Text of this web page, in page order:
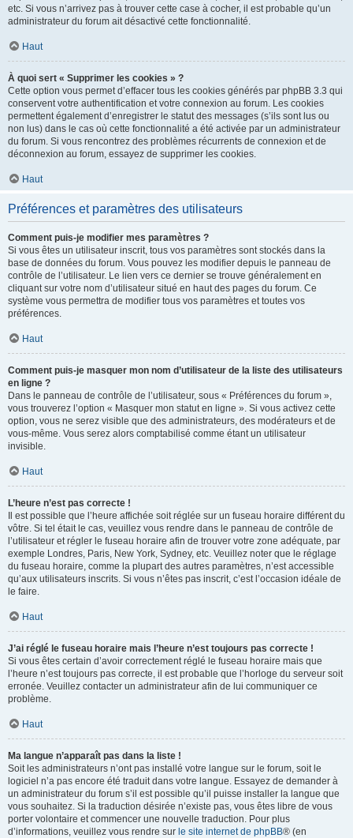
etc. Si vous n’arrivez pas à trouver cette case à cocher, il est probable qu’un
administrateur du forum ait désactivé cette fonctionnalité.
Haut
À quoi sert « Supprimer les cookies » ?
Cette option vous permet d’effacer tous les cookies générés par phpBB 3.3 qui
conservent votre authentification et votre connexion au forum. Les cookies
permettent également d’enregistrer le statut des messages (s’ils sont lus ou
non lus) dans le cas où cette fonctionnalité a été activée par un administrateur
du forum. Si vous rencontrez des problèmes récurrents de connexion et de
déconnexion au forum, essayez de supprimer les cookies.
Haut
Préférences et paramètres des utilisateurs
Comment puis-je modifier mes paramètres ?
Si vous êtes un utilisateur inscrit, tous vos paramètres sont stockés dans la
base de données du forum. Vous pouvez les modifier depuis le panneau de
contrôle de l’utilisateur. Le lien vers ce dernier se trouve généralement en
cliquant sur votre nom d’utilisateur situé en haut des pages du forum. Ce
système vous permettra de modifier tous vos paramètres et toutes vos
préférences.
Haut
Comment puis-je masquer mon nom d’utilisateur de la liste des utilisateurs
en ligne ?
Dans le panneau de contrôle de l’utilisateur, sous « Préférences du forum »,
vous trouverez l’option « Masquer mon statut en ligne ». Si vous activez cette
option, vous ne serez visible que des administrateurs, des modérateurs et de
vous-même. Vous serez alors comptabilisé comme étant un utilisateur
invisible.
Haut
L’heure n’est pas correcte !
Il est possible que l’heure affichée soit réglée sur un fuseau horaire différent du
vôtre. Si tel était le cas, veuillez vous rendre dans le panneau de contrôle de
l’utilisateur et régler le fuseau horaire afin de trouver votre zone adéquate, par
exemple Londres, Paris, New York, Sydney, etc. Veuillez noter que le réglage
du fuseau horaire, comme la plupart des autres paramètres, n’est accessible
qu’aux utilisateurs inscrits. Si vous n’êtes pas inscrit, c’est l’occasion idéale de
le faire.
Haut
J’ai réglé le fuseau horaire mais l’heure n’est toujours pas correcte !
Si vous êtes certain d’avoir correctement réglé le fuseau horaire mais que
l’heure n’est toujours pas correcte, il est probable que l’horloge du serveur soit
erronée. Veuillez contacter un administrateur afin de lui communiquer ce
problème.
Haut
Ma langue n’apparaît pas dans la liste !
Soit les administrateurs n’ont pas installé votre langue sur le forum, soit le
logiciel n’a pas encore été traduit dans votre langue. Essayez de demander à
un administrateur du forum s’il est possible qu’il puisse installer la langue que
vous souhaitez. Si la traduction désirée n’existe pas, vous êtes libre de vous
porter volontaire et commencer une nouvelle traduction. Pour plus
d’informations, veuillez vous rendre sur le site internet de phpBB® (en